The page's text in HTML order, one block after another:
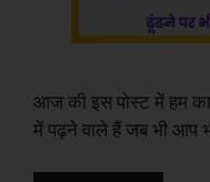
आज की इस पोस्ट में हम
में पढ़ने वाले हैं जब भी आप